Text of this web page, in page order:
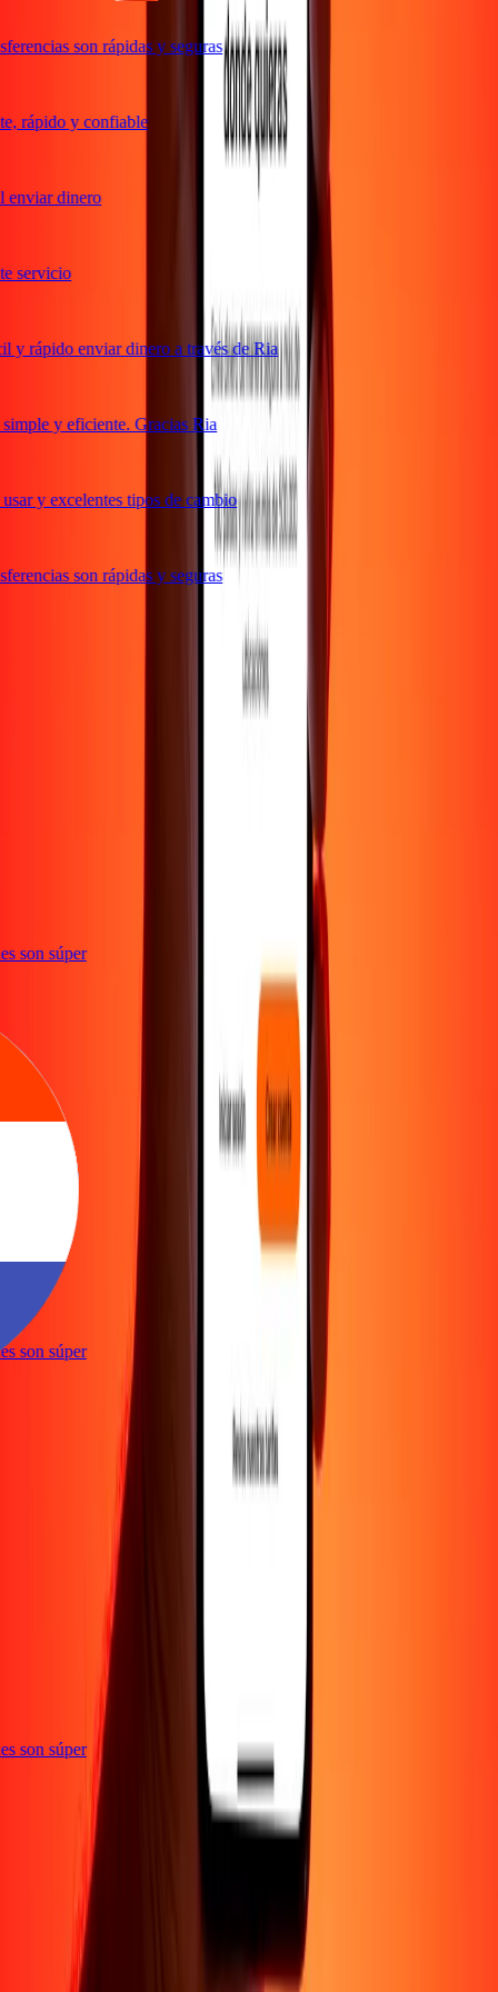
son rápidas y seguras
rápido y confiable
dinero
servicio
rápido enviar dinero a través de Ria
y eficiente. Gracias Ria
y excelentes tipos de cambio
son rápidas y seguras
son súper
son súper
son súper
Blog Corporativo